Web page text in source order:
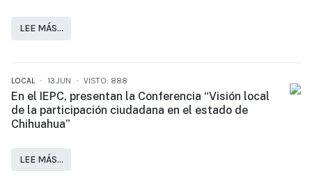
LEE MÁS…
LOCAL 13.JUN VISTO: 888
En el IEPC, presentan la Conferencia “Visión local
de la participación ciudadana en el estado de
Chihuahua”
LEE MÁS…